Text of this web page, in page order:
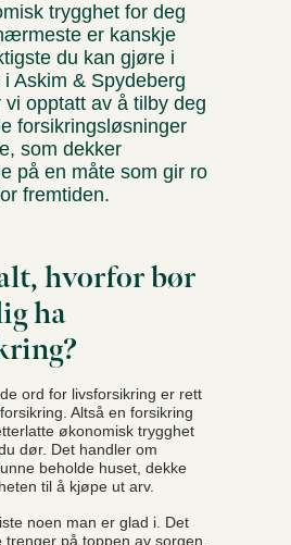
trygghet for deg
er kanskje
du kan gjøre i
i Askim & Spydeberg
vi opptatt av å tilby deg
forsikringsløsninger
som dekker
på en måte som gir ro
fremtiden.
hvorfor bør
ha
ord for livsforsikring er rett
Altså en forsikring
økonomisk trygghet
dør. Det handler om
beholde huset, dekke
til å kjøpe ut arv.
noen man er glad i. Det
på toppen av sorgen,